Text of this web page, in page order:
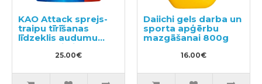
KAO Attack sprejs-
traipu tīrīšanas
līdzeklis audumu
apstrādei pirms
mazgāšanas
25.00€
Daiichi gels darba un
sporta apģērbu
mazgāšanai 800g
16.00€